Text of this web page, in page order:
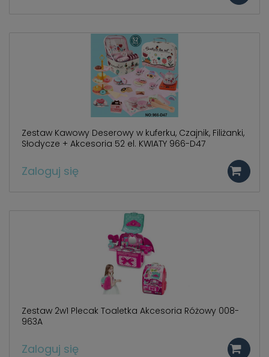
Zestaw Kawowy Deserowy w kuferku, Czajnik, Filiżanki,
Słodycze + Akcesoria 52 el. KWIATY 966-D47
Zaloguj się
Zestaw 2w1 Plecak Toaletka Akcesoria Różowy 008-
963A
Zaloguj się